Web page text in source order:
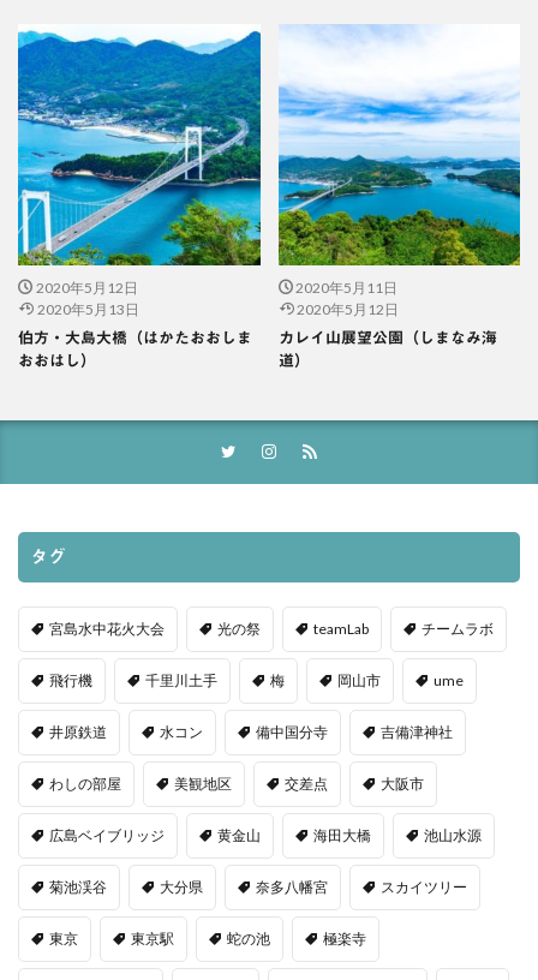
2020年5月12日
2020年5月13日
伯方・大島大橋（はかたおおしま
おおはし）
2020年5月11日
2020年5月12日
カレイ山展望公園（しまなみ海
道）
タグ
宮島水中花火大会 光の祭 teamLab チームラボ
飛行機 千里川土手 梅 岡山市 ume
井原鉄道 水コン 備中国分寺 吉備津神社
わしの部屋 美観地区 交差点 大阪市
広島ベイブリッジ 黄金山 海田大橋 池山水源
菊池渓谷 大分県 奈多八幡宮 スカイツリー
東京 東京駅 蛇の池 極楽寺